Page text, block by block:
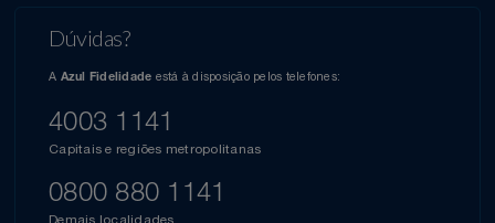
Dúvidas?
A Azul Fidelidade está à disposição pelos telefones:
4003 1141
Capitais e regiões metropolitanas
0800 880 1141